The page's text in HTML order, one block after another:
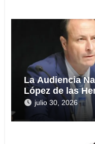
La Audiencia
López de las
presuntas
de 112,8
julio 30, 2026